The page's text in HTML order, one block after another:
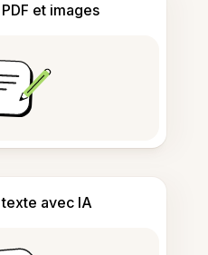
et images
avec IA